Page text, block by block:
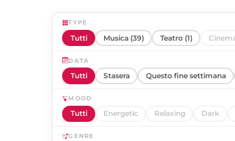
TYPE
Tutti Musica (39) Teatro (1)
DATA
Tutti Stasera Questo fine settimana
MOOD
Tutti Energetic Relaxing Dark
GENRE